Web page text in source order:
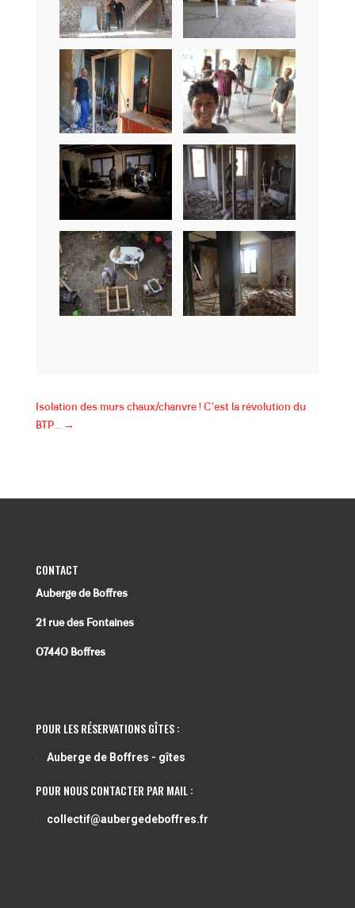
Isolation des murs chaux/chanvre ! C'est la révolution du
BTP...→
CONTACT
Auberge de Boffres
21 rue des Fontaines
07440 Boffres
POUR LES RÉSERVATIONS GÎTES :
Auberge de Boffres - gîtes
POUR NOUS CONTACTER PAR MAIL :
collectif@aubergedeboffres.fr